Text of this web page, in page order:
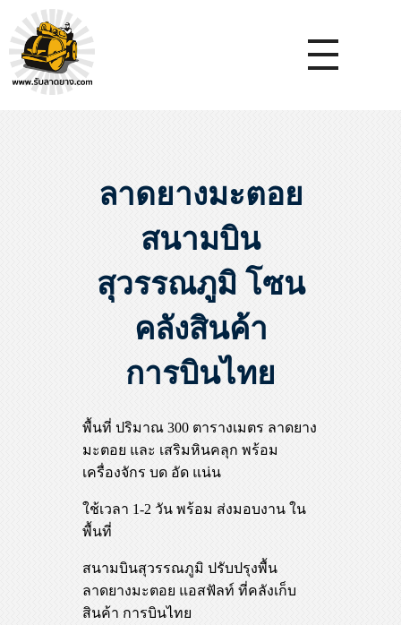
ลาดยางมะตอย
สนามบิน
สุวรรณภูมิ โซน
คลังสินค้า
การบินไทย
พื้นที่ ปริมาณ 300 ตารางเมตร ลาดยาง
มะตอย และ เสริมหินคลุก พร้อม
เครื่องจักร บด อัด แน่น
ใช้เวลา 1-2 วัน พร้อม ส่งมอบงาน ใน
พื้นที่
สนามบินสุวรรณภูมิ ปรับปรุงพื้น
ลาดยางมะตอย แอสฟัลท์ ที่คลังเก็บ
สินค้า การบินไทย